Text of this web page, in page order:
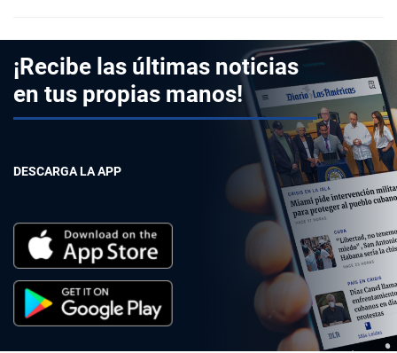
¡Recibe las últimas noticias
en tus propias manos!
DESCARGA LA APP